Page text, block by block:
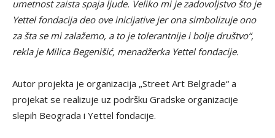
umetnost zaista spaja ljude. Veliko mi je zadovoljstvo što je
Yettel fondacija deo ove inicijative jer ona simbolizuje ono
za šta se mi zalažemo, a to je tolerantnije i bolje društvo“,
rekla je Milica Begenišić, menadžerka Yettel fondacije.
Autor projekta je organizacija „Street Art Belgrade“ a
projekat se realizuje uz podršku Gradske organizacije
slepih Beograda i Yettel fondacije.